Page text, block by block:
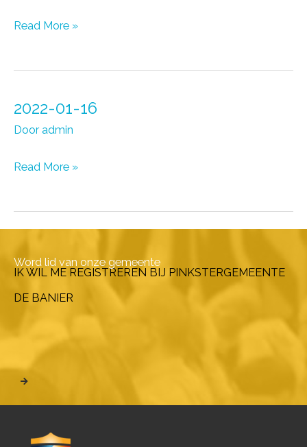
2022-
Read More »
2022-01-16
Dooradmin
2022-
Read More »
Word lid van onze gemeente
IK WIL ME REGISTREREN BIJ PINKSTERGEMEENTE
DE BANIER